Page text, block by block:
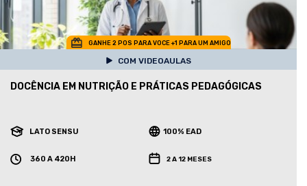
GANHE 2 POS PARA VOCE +1 PARA UM AMIGO
COM VIDEOAULAS
DOCÊNCIA EM NUTRIÇÃO E PRÁTICAS PEDAGÓGICAS
LATO SENSU 100% EAD
360 A 420H 2 A 12 MESES